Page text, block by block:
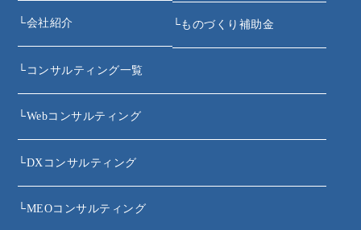
└会社紹介 └ものづくり補助金
└ コンサルティング一覧
└Webコンサルティング
└DXコンサルティング
└MEOコンサルティング